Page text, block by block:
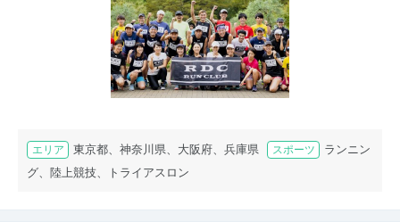
エリア 東京都、神奈川県、大阪府、兵庫県 スポーツ
ランニン
グ、陸上競技、トライアスロン